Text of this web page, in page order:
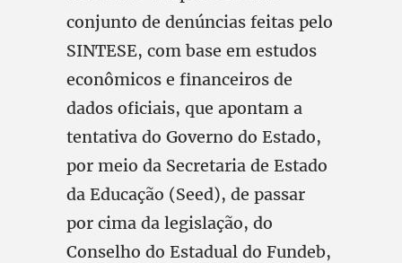
conjunto de denúncias feitas pelo
SINTESE, com base em estudos
econômicos e financeiros de
dados oficiais, que apontam a
tentativa do Governo do Estado,
por meio da Secretaria de Estado
da Educação (Seed), de passar
por cima da legislação, do
Conselho do Estadual do Fundeb,